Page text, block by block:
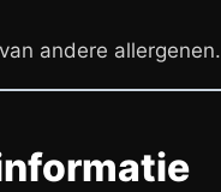
andere allergenen.